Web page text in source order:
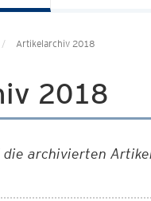
Artikelarchiv 2018
2018
die archivierten